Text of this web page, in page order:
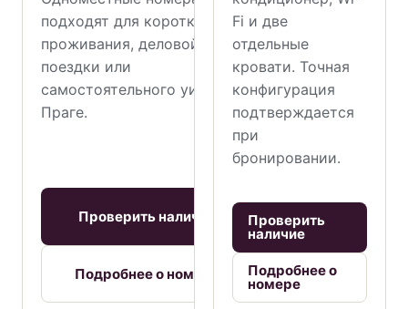
подходят для короткого
проживания, деловой
поездки или
самостоятельного уикенда в
Праге.
Проверить наличие
Подробнее о номере
Fi и две
отдельные
кровати. Точная
конфигурация
подтверждается
при
бронировании.
Проверить
наличие
Подробнее о
номере